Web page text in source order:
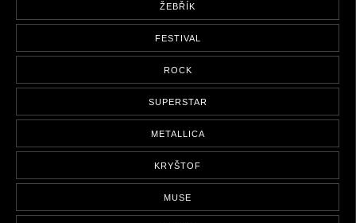
ŽEBŘÍK
FESTIVAL
ROCK
SUPERSTAR
METALLICA
KRYŠTOF
MUSE